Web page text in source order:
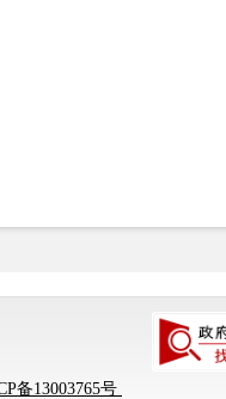
备13003765号